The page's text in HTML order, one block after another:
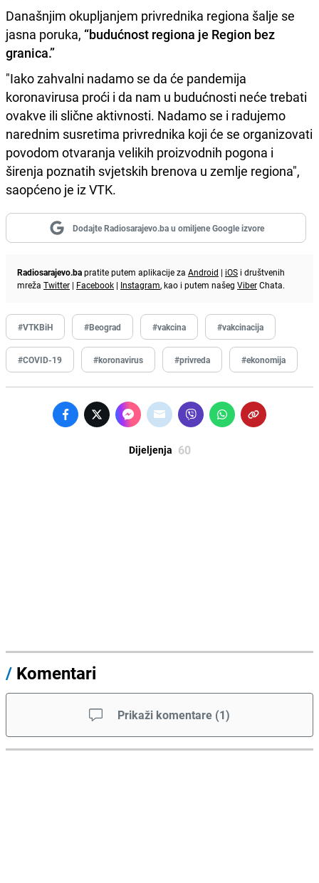
Današnjim okupljanjem privrednika regiona šalje se
jasna poruka, “budućnost regiona je Region bez
granica.”
"Iako zahvalni nadamo se da će pandemija
koronavirusa proći i da nam u budućnosti neće trebati
ovakve ili slične aktivnosti. Nadamo se i radujemo
narednim susretima privrednika koji će se organizovati
povodom otvaranja velikih proizvodnih pogona i
širenja poznatih svjetskih brenova u zemlje regiona",
saopćeno je iz VTK.
Dodajte Radiosarajevo.ba u omiljene Google izvore
Radiosarajevo.bapratite putem aplikacije za Android | iOS i društvenih
mreža Twitter | Facebook | Instagram, kao i putem našeg ViberChata.
#VTKBiH #Beograd #vakcina #vakcinacija
#COVID-19 #koronavirus #privreda #ekonomija
Dijeljenja 60
/ Komentari
Prikaži komentare (1)